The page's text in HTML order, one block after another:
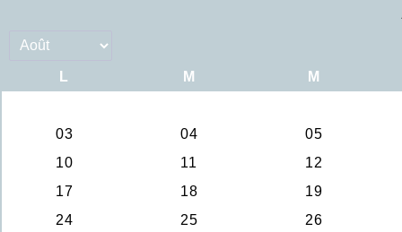
L M M
03 04
05
10
11
12
17
18
19
24
25
26